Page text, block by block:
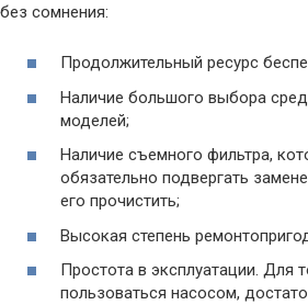
без сомнения:
Продолжительный ресурс
Наличие большого выбора
моделей;
Наличие съемного фильтра,
обязательно подвергать
его прочистить;
Высокая степень
Простота в эксплуатации. Для
пользоваться насосом,